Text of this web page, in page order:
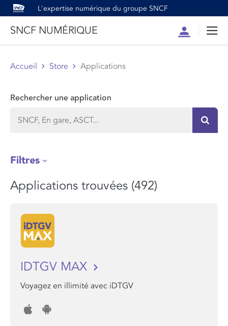
L'expertise numérique du groupe SNCF
SNCF NUMÉRIQUE
Compte
Accueil Store Applications
Rechercher une application
Filtres
Applications trouvées (492)
IDTGV MAX
Voyagez en illimité avec iDTGV